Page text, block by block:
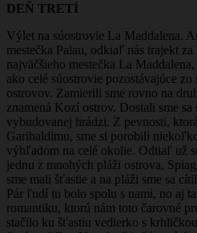
DEŇ TRETÍ
Výlet na súostrovie La Maddalena.
mestečka Palau, odkiaľ nás trajekt
najväčšieho mestečka La
ako celé súostrovie pozostávajúce
ostrovov. Zamierili sme rovno na
znamená Kozí ostrov. Dostali sme sa
vybudovanej hrádzi. Z pevnosti,
Garibaldimu, sme si porobili
výhľadom na celé okolie. Odtiaľ už
jednu z mnohých pláži ostrova,
sme mali šťastie a na pláži sme sa
Pár ľudí tu bolo spolu s nami, no aj
romantiku, ktorú nám toto čarovné
stačilo ku šťastiu vedierko s